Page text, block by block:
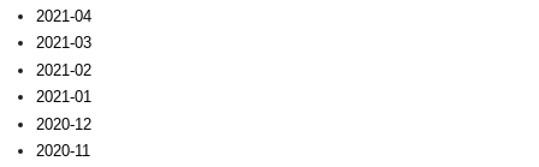
2021-04
2021-03
2021-02
2021-01
2020-12
2020-11